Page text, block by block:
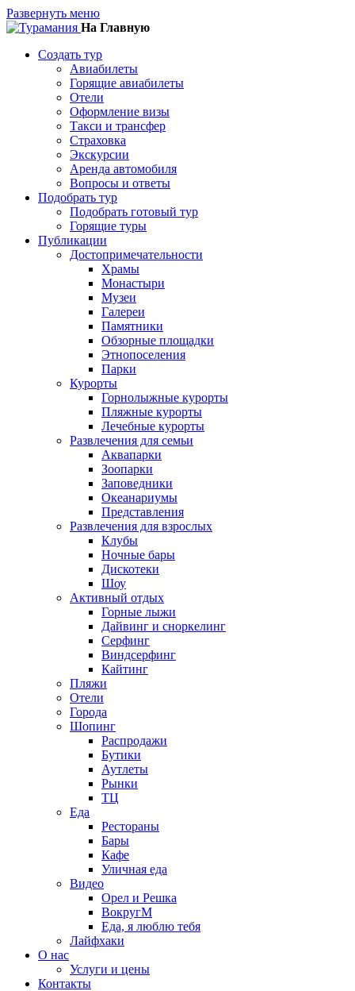
Развернуть меню
На Главную
Создать тур
Авиабилеты
Горящие авиабилеты
Отели
Оформление визы
Такси и трансфер
Страховка
Экскурсии
Аренда автомобиля
Вопросы и ответы
Подобрать тур
Подобрать готовый тур
Горящие туры
Публикации
Достопримечательности
Храмы
Монастыри
Музеи
Галереи
Памятники
Обзорные площадки
Этнопоселения
Парки
Курорты
Горнолыжные курорты
Пляжные курорты
Лечебные курорты
Развлечения для семьи
Аквапарки
Зоопарки
Заповедники
Океанариумы
Представления
Развлечения для взрослых
Клубы
Ночные бары
Дискотеки
Шоу
Активный отдых
Горные лыжи
Дайвинг и сноркелинг
Серфинг
Виндсерфинг
Кайтинг
Пляжи
Отели
Города
Шопинг
Распродажи
Бутики
Аутлеты
Рынки
ТЦ
Еда
Рестораны
Бары
Кафе
Уличная еда
Видео
Орел и Решка
ВокругМ
Еда, я люблю тебя
Лайфхаки
О нас
Услуги и цены
Контакты